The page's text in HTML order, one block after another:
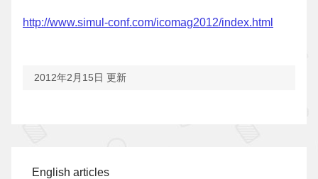
http://www.simul-conf.com/icomag2012/index.html
2012年2月15日 更新
English articles